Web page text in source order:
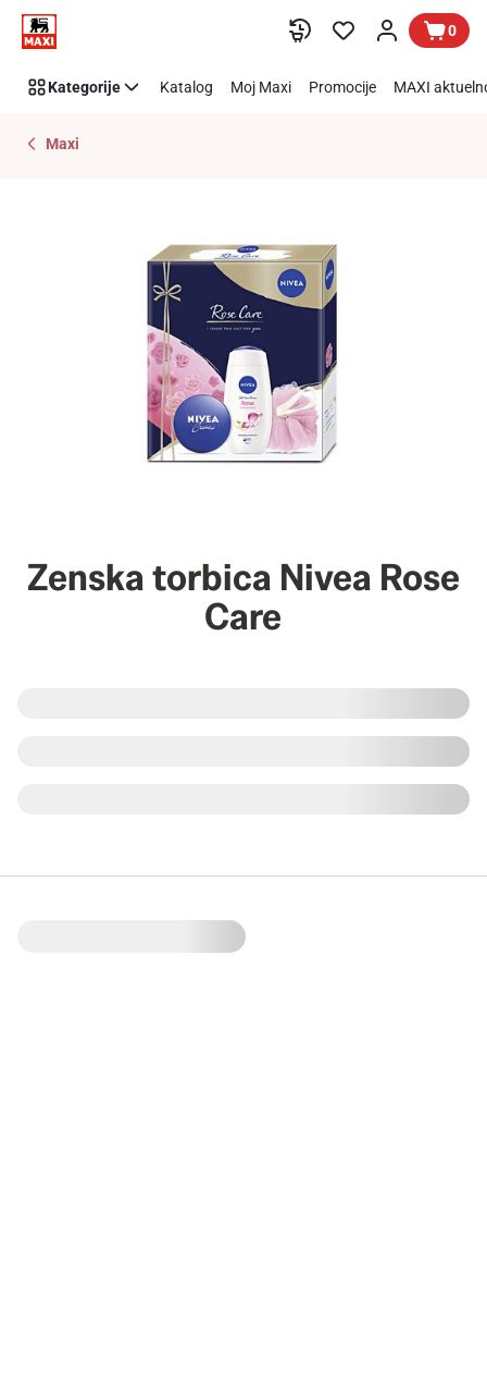
Preskoči link 0
Kategorije Katalog Moj Maxi Promocije MAXI
Maxi
Zenska torbica Nivea Rose
Care